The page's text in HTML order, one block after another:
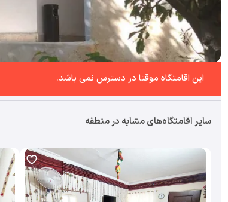
این اقامتگاه موقتا در دسترس نمی باشد.
سایر اقامتگاه‌های مشابه در منطقه